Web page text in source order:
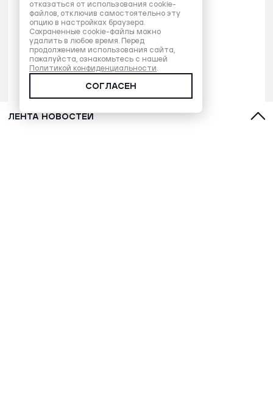
ЛЕНТА НОВОСТЕЙ
отказаться от использования cookie-
файлов, отключив самостоятельно эту
опцию в настройках браузера.
Сохраненные cookie-файлы можно
удалить в любое время. Перед
продолжением использования сайта,
пожалуйста, ознакомьтесь с нашей
Политикой конфиденциальности.
СОГЛАСЕН